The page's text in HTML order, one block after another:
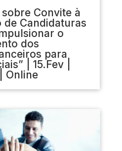
Convite à
de Candidaturas
o
dos
para
| 15.Fev |
Online